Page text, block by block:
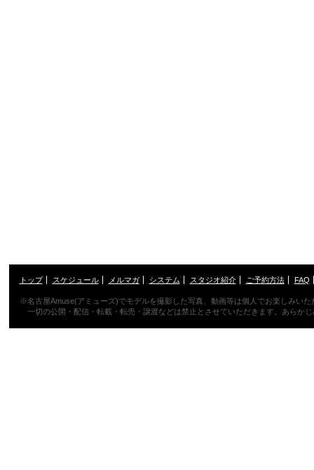
トップ スケジュール メルマガ システム スタジオ紹介 ご予約方法 FAQ
※名古屋Amuse(アミューズ)でモデルを撮影した写真、動画等は個人でお楽しみいた
一切の公開・配信・転載・転売・譲渡などは禁止とさせていただきます。あらか